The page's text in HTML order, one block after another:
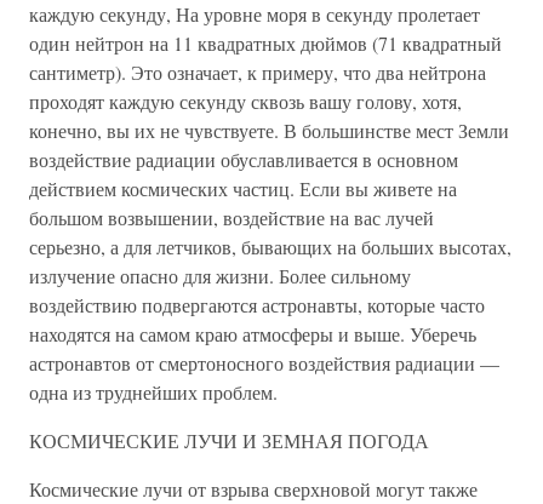
каждую секунду, На уровне моря в секунду пролетает
один нейтрон на 11 квадратных дюймов (71 квадратный
сантиметр). Это означает, к примеру, что два нейтрона
проходят каждую секунду сквозь вашу голову, хотя,
конечно, вы их не чувствуете. В большинстве мест Земли
воздействие радиации обуславливается в основном
действием космических частиц. Если вы живете на
большом возвышении, воздействие на вас лучей
серьезно, а для летчиков, бывающих на больших высотах,
излучение опасно для жизни. Более сильному
воздействию подвергаются астронавты, которые часто
находятся на самом краю атмосферы и выше. Уберечь
астронавтов от смертоносного воздействия радиации —
одна из труднейших проблем.
КОСМИЧЕСКИЕ ЛУЧИ И ЗЕМНАЯ ПОГОДА
Космические лучи от взрыва сверхновой могут также